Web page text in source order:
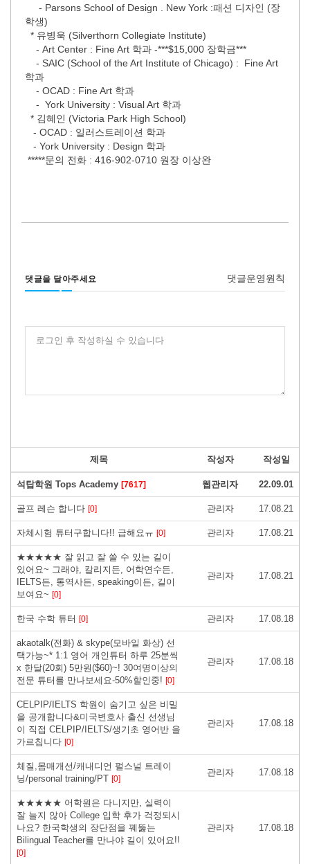
- Parsons School of Design . New York :패션 디자인 (장
학생)
* 유병욱 (Silverthorn Collegiate Institute)
- Art Center : Fine Art 학과 -***$15,000 장학금***
- SAIC (School of the Art Institute of Chicago) : Fine Art
학과
- OCAD : Fine Art 학과
- York University : Visual Art 학과
* 김혜인 (Victoria Park High School)
- OCAD : 일러스트레이션 학과
- York University : Design 학과
*****문의 전화 : 416-902-0710 원장 이상완
댓글을 달아주세요 댓글운영원칙
로그인 후 작성하실 수 있습니다
제목 작성자 작성일
석탑학원 Tops Academy [7617] 웹관리자 22.09.01
골프 레슨 합니다 [0] 관리자 17.08.21
자체시험 튜터구합니다!! 급해요ㅠ [0] 관리자 17.08.21
★★★★★ 잘 읽고 잘 쓸 수 있는 길이
있어요~ 그래야, 칼리지든, 어학연수든,
IELTS든, 통역사든, speaking이든, 길이
보여요~ [0]
관리자 17.08.21
한국 수학 튜터 [0] 관리자 17.08.18
akaotalk(전화) & skype(모바일 화상) 선
택가능~* 1:1 영어 개인튜터 하루 25분씩
x 한달(20회) 5만원($60)~! 30여명이상의
전문 튜터를 만나보세요-50%할인중! [0]
관리자 17.08.18
CELPIP/IELTS 학원이 숨기고 싶은 비밀
을 공개합니다&미국변호사 출신 선생님
이 직접 CELPIP/IELTS/생기초 영어반 을
가르칩니다 [0]
관리자 17.08.18
체질,몸매개선/캐내디언 펄스널 트레이
닝/personal training/PT [0]
관리자 17.08.18
★★★★★ 어학원은 다니지만, 실력이
잘 늘지 않아 College 입학 후가 걱정되시
나요? 한국학생의 장단점을 꿰뚫는
Bilingual Teacher를 만나야 길이 있어요!!
[0]
관리자 17.08.18